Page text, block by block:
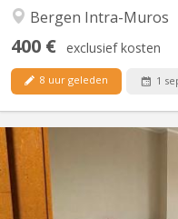
Bergen Intra-Muros
400 € exclusief kosten
8 uur geleden 1
grande chambre
location de 3. Rénovée en